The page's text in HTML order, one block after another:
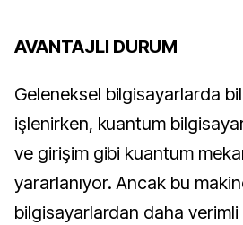
AVANTAJLI DURUM
Geleneksel bilgisayarlarda
işlenirken, kuantum
ve girişim gibi kuantum
yararlanıyor. Ancak bu
bilgisayarlardan daha